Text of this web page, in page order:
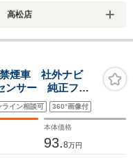
高松店
煙車 社外ナビ
ンサー 純正フロ
ライト フォグラ
ドリングストッ
ライン相談可 360°画像付
本体価格
93.8万円